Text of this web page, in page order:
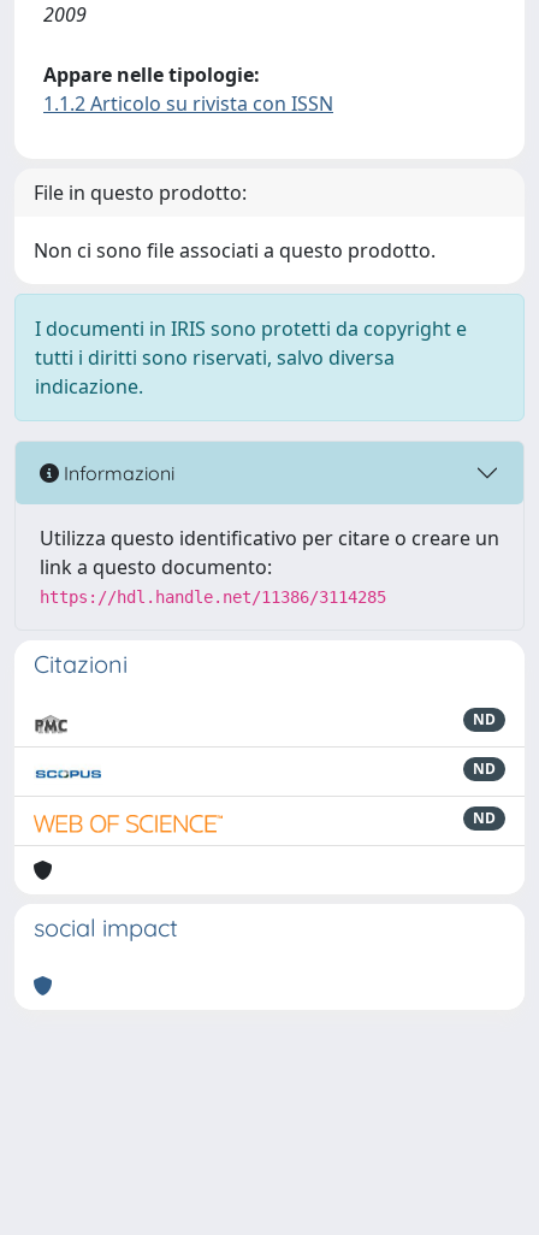
2009
Appare nelle tipologie:
1.1.2 Articolo su rivista con ISSN
File in questo prodotto:
Non ci sono file associati a questo prodotto.
I documenti in IRIS sono protetti da copyright e
tutti i diritti sono riservati, salvo diversa
indicazione.
Informazioni
Utilizza questo identificativo per citare o creare un
link a questo documento:
https://hdl.handle.net/11386/3114285
Citazioni
ND
ND
ND
social impact